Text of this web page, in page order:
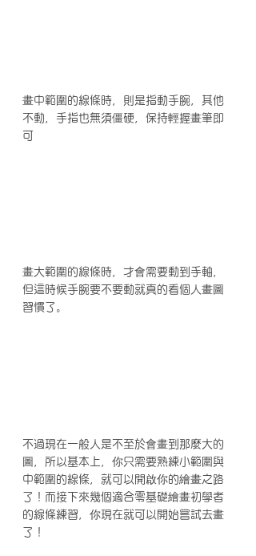
畫中範圍的線條時，則是指動手腕，其他
不動，手指也無須僵硬，保持輕握畫筆即
可
畫大範圍的線條時，才會需要動到手軸，
但這時候手腕要不要動就真的看個人畫圖
習慣了。
不過現在一般人是不至於會畫到那麼大的
圖，所以基本上，你只需要熟練小範圍與
中範圍的線條，就可以開啟你的繪畫之路
了！而接下來幾個適合零基礎繪畫初學者
的線條練習，你現在就可以開始嘗試去畫
了！